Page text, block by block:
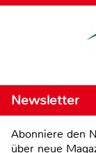
Newsletter
Abonniere den
über neue